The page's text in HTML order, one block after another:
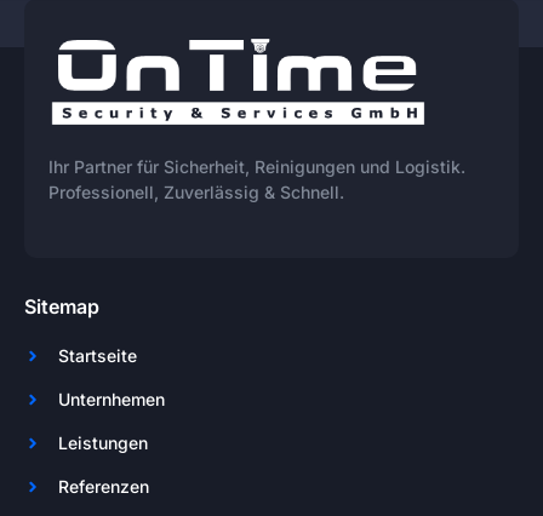
Ihr Partner für Sicherheit, Reinigungen und Logistik.
Professionell, Zuverlässig & Schnell.
Sitemap
Startseite
Unternhemen
Leistungen
Referenzen